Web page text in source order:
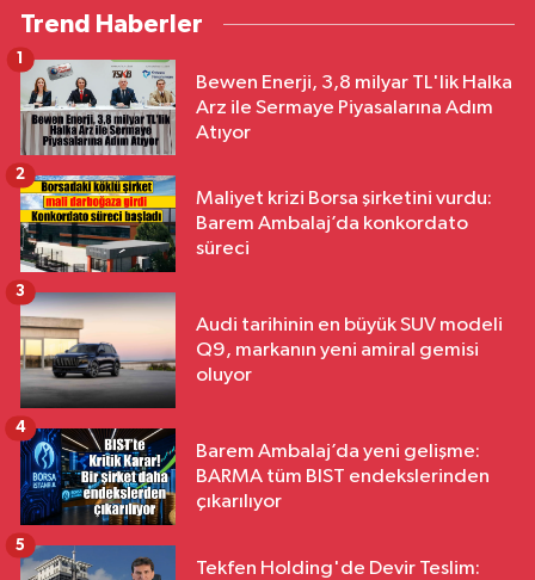
Trend Haberler
Bewen Enerji, 3,8 milyar TL'lik Halka
Arz ile Sermaye Piyasalarına Adım
Atıyor
1
Maliyet krizi Borsa şirketini vurdu:
Barem Ambalaj’da konkordato
süreci
2
Audi tarihinin en büyük SUV modeli
Q9, markanın yeni amiral gemisi
oluyor
3
Barem Ambalaj’da yeni gelişme:
BARMA tüm BIST endekslerinden
çıkarılıyor
4
Tekfen Holding'de Devir Teslim:
5